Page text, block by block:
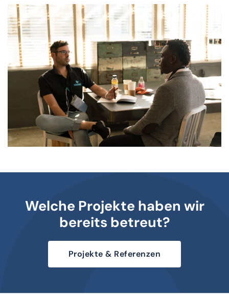
Welche Projekte haben wir
bereits betreut?
Projekte & Referenzen